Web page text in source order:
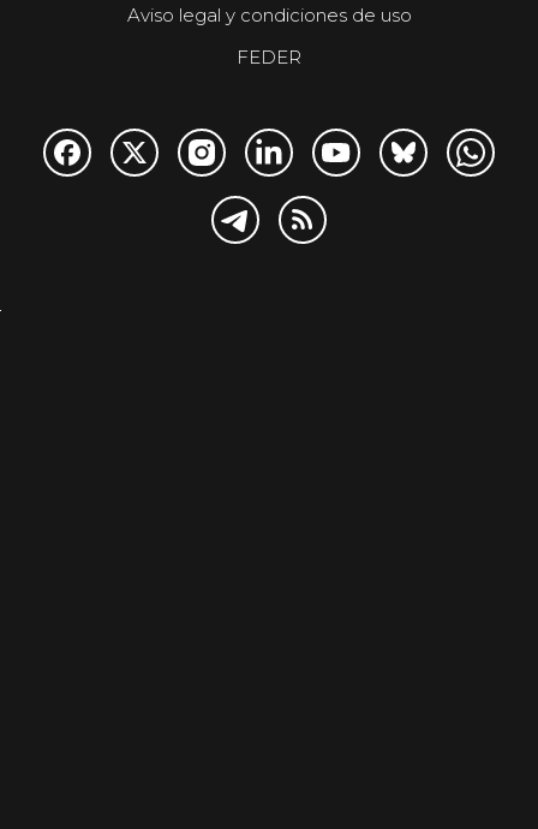
Aviso legal y condiciones de uso
FEDER